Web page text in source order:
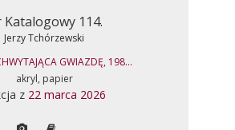
Katalogowy 114.
Jerzy Tchórzewski
GWIAZDĘ, 198...
akryl, papier
z 22 marca 2026